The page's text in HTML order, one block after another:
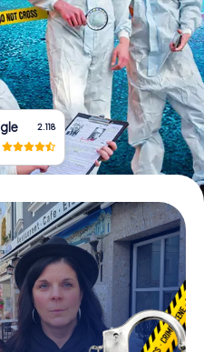
bestellen
2.118